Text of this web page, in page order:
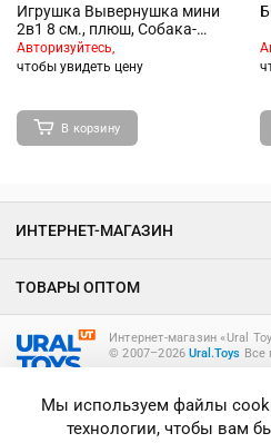
Игрушка Вывернушка мини
2в1 8 см., плюш, Собака-
Свинья, слепой пакетик
Авторизуйтесь,
чтобы увидеть цену
В корзину
Интернет-магазин «Ural
© 2007–2026Ural.Toys Все
ИНТЕРНЕТ-МАГАЗИН
ТОВАРЫ ОПТОМ
Мы используем файлы
технологии, чтобы вам